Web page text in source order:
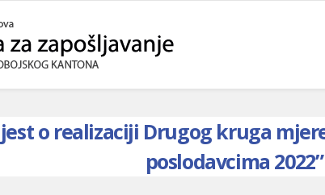
o realizaciji Drugog kruga
poslodavcima 2022”